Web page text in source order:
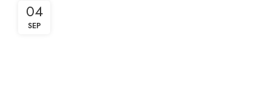
04
SEP